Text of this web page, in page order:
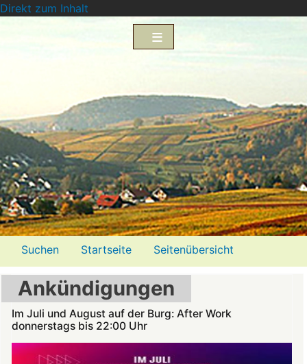
Direkt zum Inhalt
Menü2
Suchen Startseite
Seitenübersicht
Impressum
Datenschutzerklärung
Ankündigungen
Im Juli und August auf der Burg: After Work
donnerstags bis 22:00 Uhr